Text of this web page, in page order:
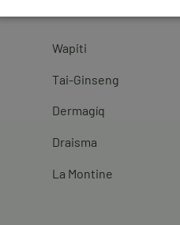
Wapiti
Tai-Ginseng
Dermagíq
Draisma
La Montine